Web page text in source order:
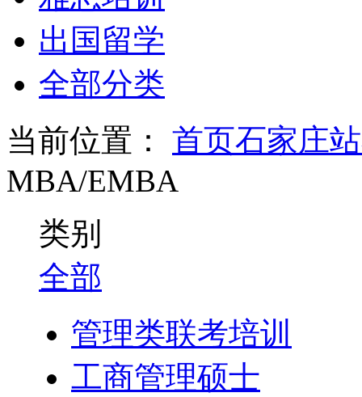
出国留学
全部分类
当前位置：
首页石家庄站
MBA/EMBA
类别
全部
管理类联考培训
工商管理硕士